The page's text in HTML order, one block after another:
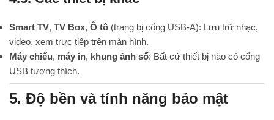
Smart TV, TV Box, Ô tô (trang bị cổng USB-A): Lưu trữ nhạc,
video, xem trực tiếp trên màn hình.
Máy chiếu, máy in, khung ảnh số: Bất cứ thiết bị nào có cổng
USB tương thích.
5. Độ bền và tính năng bảo mật